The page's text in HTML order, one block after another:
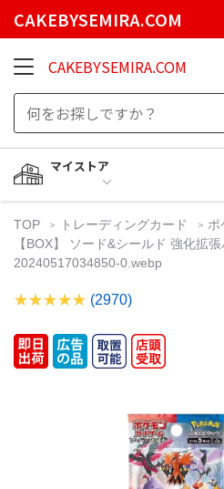
CAKEBYSEMIRA.COM
CAKEBYSEMIRA.COM
マイストア
TOP トレーディングカード
ポ
【BOX】 ソード&シールド 強化拡
20240517034850-0.webp
(2970)